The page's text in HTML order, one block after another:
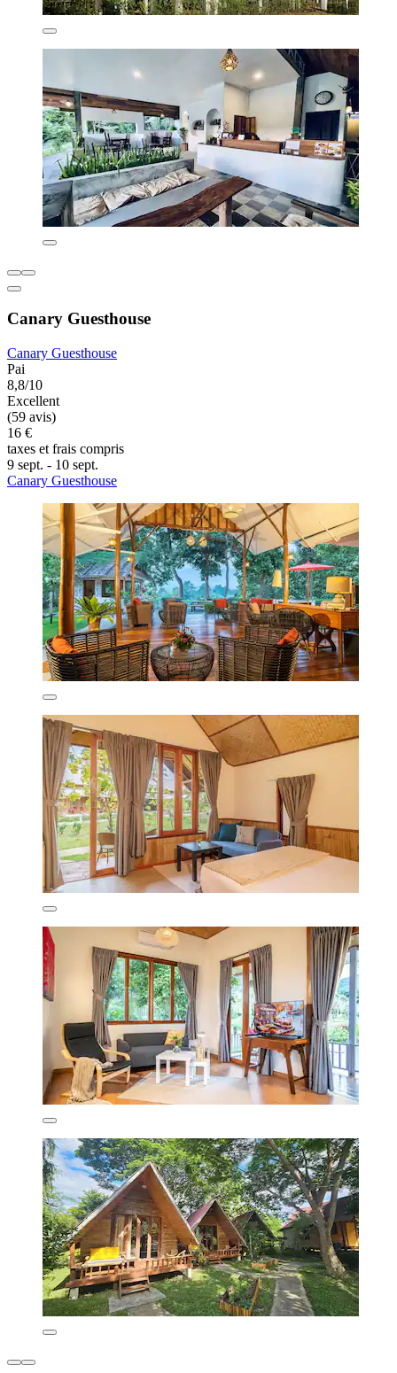
Canary Guesthouse
Canary Guesthouse
Pai
8,8/10
Excellent
(59 avis)
16 €
taxes et frais compris
9 sept. - 10 sept.
Canary Guesthouse